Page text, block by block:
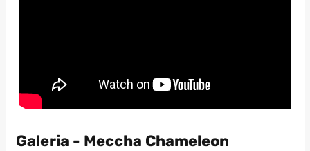
Galeria - Meccha Chameleon